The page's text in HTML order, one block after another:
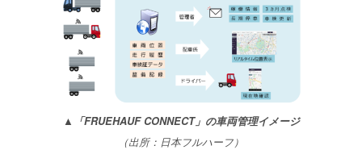
▲「FRUEHAUF CONNECT」の車両管理イメージ
（出所：日本フルハーフ）